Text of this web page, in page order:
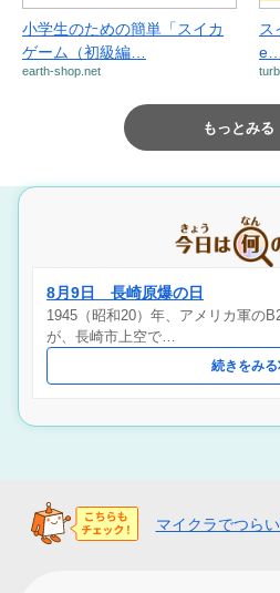
小学生のための簡単「スイカ
ゲーム（初級編…
earth-shop.net
ス
e…
もっとみる
8月9日 長崎原爆の日
1945（昭和20）年、アメリカ軍の
が、長崎市上空で…
続きをみる
マイクラでつら